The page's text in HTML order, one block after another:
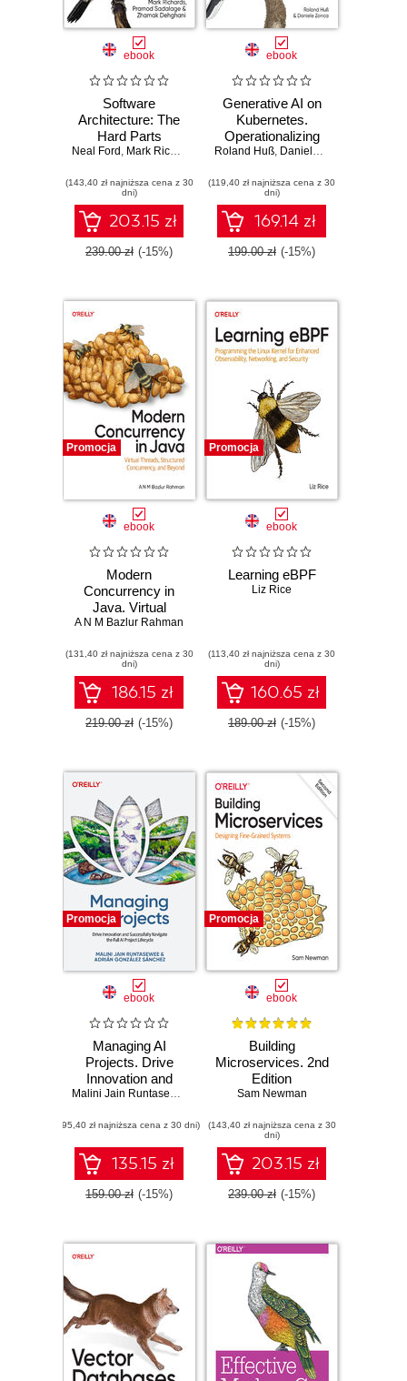
ebook
Software
Architecture: The
Hard Parts
Neal Ford , Mark Richards Pramod Sadalage
(143,40 zł najniższa cena z 30
dni)
203.15 zł
239.00 zł (-15%)
ebook
Generative AI on
Kubernetes.
Operationalizing
Large Language
Roland Huß, Daniele Zonca
(119,40 zł najniższa cena z 30
dni)
169.14 zł
199.00 zł (-15%)
Promocja
ebook
Modern
Concurrency in
Java. Virtual
Threads,
Concurrency, and
Beyond
A N M Bazlur Rahman
(131,40 zł najniższa cena z 30
dni)
186.15 zł
219.00 zł (-15%)
Promocja
ebook
Learning eBPF
Liz Rice
(113,40 zł najniższa cena z 30
dni)
160.65 zł
189.00 zł (-15%)
Promocja
ebook
Managing AI
Projects. Drive
Innovation and
Successfully
Project Lifecycle
Malini Jain Runtasewee Adrián González Sánchez
(95,40 zł najniższa cena z 30 dni)
135.15 zł
159.00 zł (-15%)
Promocja
ebook
Building
Microservices. 2nd
Edition
Sam Newman
(143,40 zł najniższa cena z 30
dni)
203.15 zł
239.00 zł (-15%)